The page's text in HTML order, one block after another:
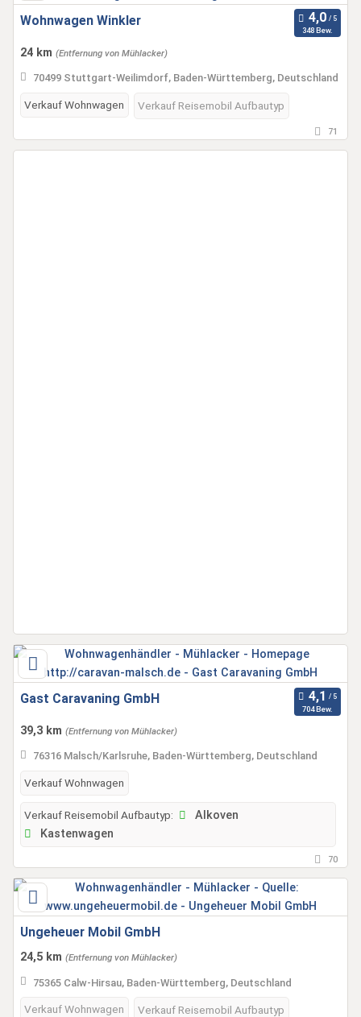
Wohnwagen Winkler
348 Bew.
24 km (Entfernung von Mühlacker)
70499 Stuttgart-Weilimdorf, Baden-Württemberg, Deutschland
Verkauf Wohnwagen Verkauf Reisemobil Aufbautyp
71
Gast Caravaning GmbH
704 Bew.
39,3 km (Entfernung von Mühlacker)
76316 Malsch/Karlsruhe, Baden-Württemberg, Deutschland
Verkauf Wohnwagen
Verkauf Reisemobil Aufbautyp:
Alkoven
Kastenwagen
70
Ungeheuer Mobil GmbH
24,5 km (Entfernung von Mühlacker)
75365 Calw-Hirsau, Baden-Württemberg, Deutschland
Verkauf Wohnwagen Verkauf Reisemobil Aufbautyp